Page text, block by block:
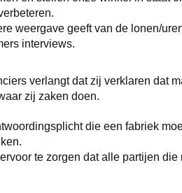
weergave geeft van de lonen/
interviews.
verlangt dat zij verklaren dat
zij zaken doen.
die een fabriek
te zorgen dat alle partijen